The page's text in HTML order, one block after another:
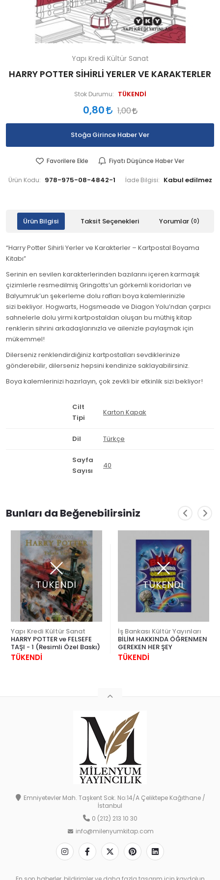
Yapı Kredi Kültür Sanat
HARRY POTTER SİHİRLİ YERLER VE KARAKTERLER
Stok Durumu: TÜKENDİ
0,80 1,00
Stoğa Girince Haber Ver
Favorilere Ekle Fiyatı Düşünce Haber Ver
Ürün Kodu: 978-975-08-4842-1 İade Bilgisi:
Ürün Bilgisi Taksit Seçenekleri Yorumlar (0)
“Harry Potter Sihirli Yerler ve Karakterler – Kartpostal Boyama
Kitabı”
Serinin en sevilen karakterlerinden bazılarını içeren karmaşık
çizimlerle resmedilmiş Gringotts’un görkemli koridorları ve
Balyumruk’un şekerleme dolu rafları boya kalemlerinizle
sizi bekliyor. Hogwarts, Hogsmeade ve Diagon Yolu’ndan çarpıcı
sahnelerle dolu yirmi kartpostaldan oluşan bu müthiş kitap
renklerin sihrini arkadaşlarınızla ve ailenizle paylaşmak için
mükemmel!
Dilerseniz renklendirdiğiniz kartpostalları sevdiklerinize
gönderebilir, dilerseniz hepsini kendinize saklayabilirsiniz.
Boya kalemlerinizi hazırlayın, çok zevkli bir etkinlik sizi bekliyor!
Cilt
Tipi
Karton Kapak
Dil Türkçe
Sayfa
Sayısı
40
Bunları da Beğenebilirsiniz
TÜKENDİ
Yapı Kredi Kültür Sanat
HARRY POTTER ve FELSEFE
TAŞI - 1 (Resimli Özel Baskı)
TÜKENDİ
TÜKENDİ
İş Bankası Kültür Yayınları
BİLİM HAKKINDA ÖĞRENMEN
GEREKEN HER ŞEY
TÜKENDİ
Emniyetevler Mah. Taşkent Sok. No:14/A Çeliktepe Kağıthane /
İstanbul
0 (212) 213 10 30
info@milenyumkitap.com